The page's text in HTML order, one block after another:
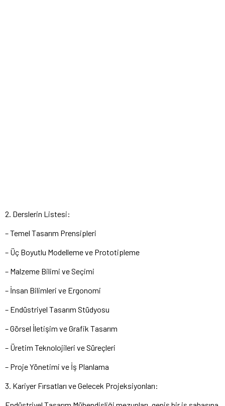
2. Derslerin Listesi:
– Temel Tasarım Prensipleri
– Üç Boyutlu Modelleme ve Prototipleme
– Malzeme Bilimi ve Seçimi
– İnsan Bilimleri ve Ergonomi
– Endüstriyel Tasarım Stüdyosu
– Görsel İletişim ve Grafik Tasarım
– Üretim Teknolojileri ve Süreçleri
– Proje Yönetimi ve İş Planlama
3. Kariyer Fırsatları ve Gelecek Projeksiyonları: